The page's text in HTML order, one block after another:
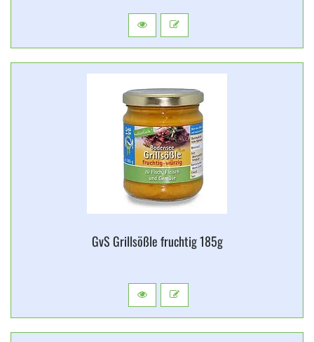
GvS Grillsößle fruchtig 185g